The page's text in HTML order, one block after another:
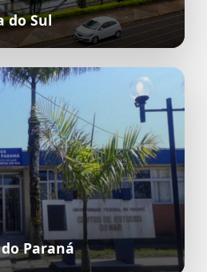
do Sul
Paraná